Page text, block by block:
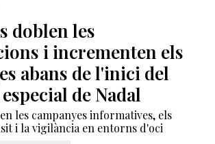
doblen les
i incrementen els
abans de l'inici del
de Nadal
les campanyes informatives, els
i la vigilància en entorns d'oci